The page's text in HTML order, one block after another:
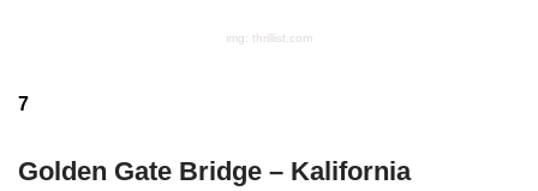
img: thrillist.com
7
Golden Gate Bridge – Kalifornia